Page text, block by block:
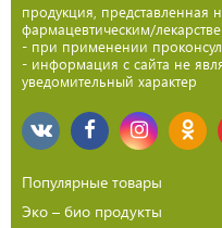
продукция, представленная
фармацевтическим/
- при применении
- информация с сайта не
уведомительный характер
Популярные товары
Эко – био продукты